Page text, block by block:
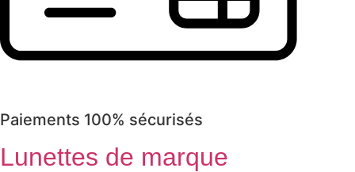
Paiements 100% sécurisés
Lunettes de marque